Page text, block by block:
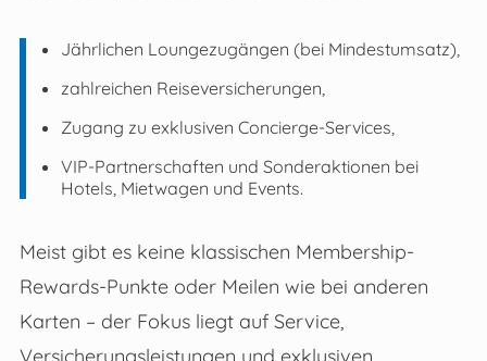
Jährlichen Loungezugängen (bei Mindestumsatz),
zahlreichen Reiseversicherungen,
Zugang zu exklusiven Concierge-Services,
VIP-Partnerschaften und Sonderaktionen bei
Hotels, Mietwagen und Events.
Meist gibt es keine klassischen Membership-
Rewards-Punkte oder Meilen wie bei anderen
Karten – der Fokus liegt auf Service,
Versicherungsleistungen und exklusiven